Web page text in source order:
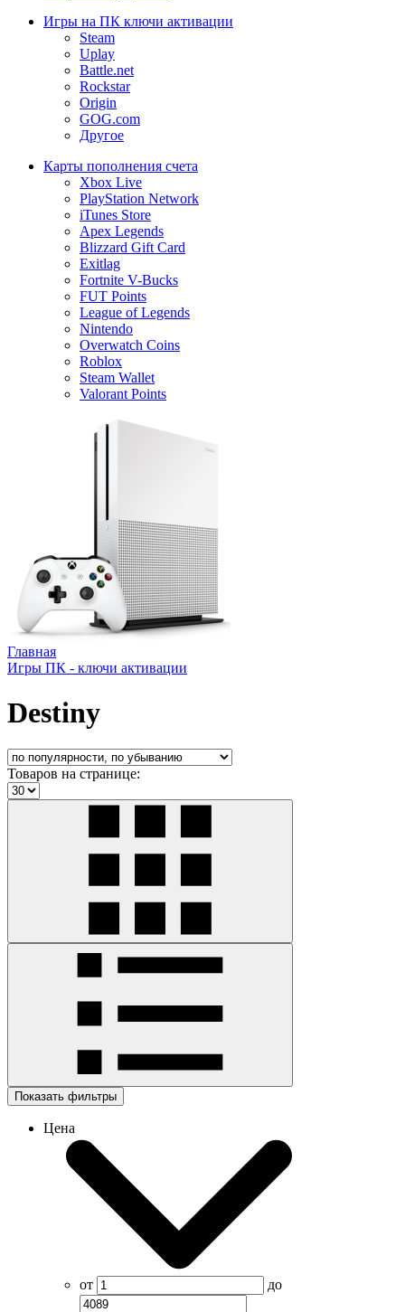
Игры на ПК ключи активации
Steam
Uplay
Battle.net
Rockstar
Origin
GOG.com
Другое
Карты пополнения счета
Xbox Live
PlayStation Network
iTunes Store
Apex Legends
Blizzard Gift Card
Exitlag
Fortnite V-Bucks
FUT Points
League of Legends
Nintendo
Overwatch Coins
Roblox
Steam Wallet
Valorant Points
Главная
Игры ПК - ключи активации
Destiny
Товаров на странице:
Показать фильтры
Цена
от до